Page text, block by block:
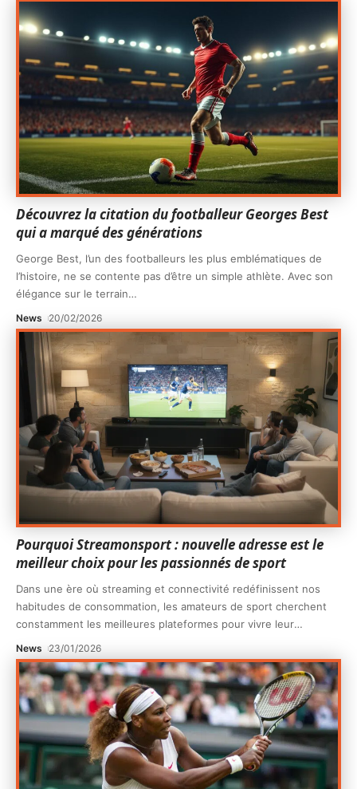
Découvrez la citation du footballeur Georges Best
qui a marqué des générations
George Best, l’un des footballeurs les plus emblématiques de
l’histoire, ne se contente pas d’être un simple athlète. Avec son
élégance sur le terrain…
News 20/02/2026
Pourquoi Streamonsport : nouvelle adresse est le
meilleur choix pour les passionnés de sport
Dans une ère où streaming et connectivité redéfinissent nos
habitudes de consommation, les amateurs de sport cherchent
constamment les meilleures plateformes pour vivre leur…
News 23/01/2026